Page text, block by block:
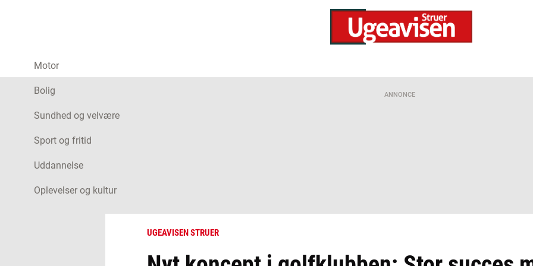
Motor
Bolig
Sundhed og velvære
Sport og fritid
Uddannelse
Oplevelser og kultur
ANNONCE
UGEAVISEN STRUER